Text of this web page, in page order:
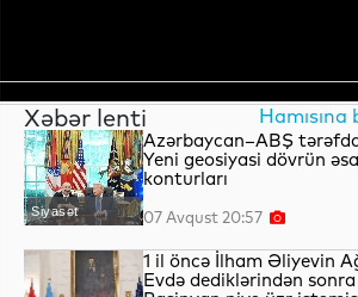
Xəbər lenti Hamısına
Siyasət
Azərbaycan–ABŞ
Yeni geosiyasi dövrün
konturları
07 Avqust 20:57
1 il öncə İlham Əliyevin
Evdə dediklərindən sonra